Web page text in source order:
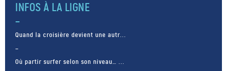
INFOS À LA LIGNE
Quand la croisière devient une autr...
Où partir surfer selon son niveau… ...